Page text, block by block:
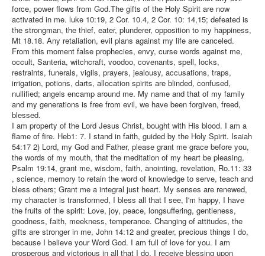
force, power flows from God.The gifts of the Holy Spirit are now
activated in me. luke 10:19, 2 Cor. 10.4, 2 Cor. 10: 14,15; defeated is
the strongman, the thief, eater, plunderer, opposition to my happiness,
Mt 18.18. Any retaliation, evil plans against my life are canceled.
From this moment false prophecies, envy, curse words against me,
occult, Santeria, witchcraft, voodoo, covenants, spell, locks,
restraints, funerals, vigils, prayers, jealousy, accusations, traps,
irrigation, potions, darts, allocation spirits are blinded, confused,
nullified; angels encamp around me. My name and that of my family
and my generations is free from evil, we have been forgiven, freed,
blessed.
I am property of the Lord Jesus Christ, bought with His blood. I am a
flame of fire. Heb1: 7. I stand in faith, guided by the Holy Spirit. Isaiah
54:17 2) Lord, my God and Father, please grant me grace before you,
the words of my mouth, that the meditation of my heart be pleasing,
Psalm 19:14, grant me, wisdom, faith, anointing, revelation, Ro.11: 33
, science, memory to retain the word of knowledge to serve, teach and
bless others; Grant me a integral just heart. My senses are renewed,
my character is transformed, I bless all that I see, I'm happy, I have
the fruits of the spirit: Love, joy, peace, longsuffering, gentleness,
goodness, faith, meekness, temperance. Changing of attitudes, the
gifts are stronger in me, John 14:12 and greater, precious things I do,
because I believe your Word God. I am full of love for you. I am
prosperous and victorious in all that I do, I receive blessing upon